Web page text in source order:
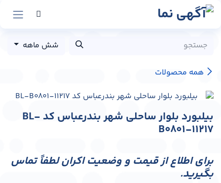
پرش به محتوا
همه محصولات
شش ماهه
بیلبورد بلوار ساحلی شهر بندرعباس کد BL-
B0801-11217
برای اطلاع از قیمت و وضعیت اکران لطفاً تماس
بگیرید.